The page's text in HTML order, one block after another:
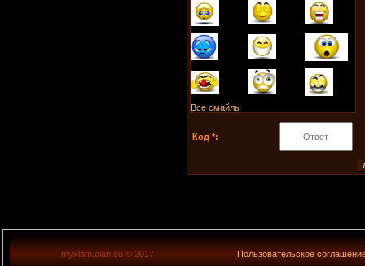
Все смайлы
Код *:
myxlam.clan.su © 2017 Пользовательское